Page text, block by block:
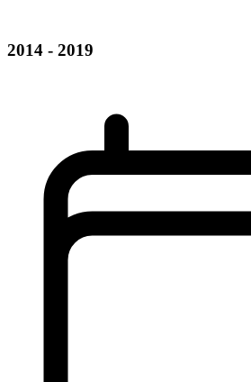
2014 - 2019